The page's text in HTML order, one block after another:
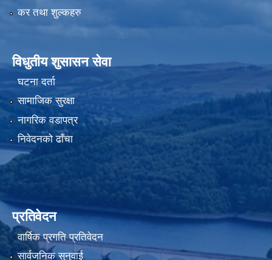
कर तथा शुल्कहरु
विधुतीय शुसासन सेवा
घटना दर्ता
सामाजिक सुरक्षा
नागरिक वडापत्र
निवेदनको ढाँचा
प्रतिवेदन
वार्षिक प्रगति प्रतिवेदन
सार्वजनिक सुनुवाई